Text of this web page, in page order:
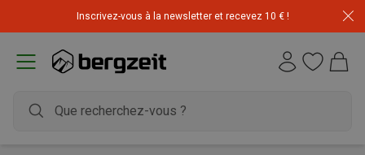
Inscrivez-vous à la newsletter et recevez 10 € !